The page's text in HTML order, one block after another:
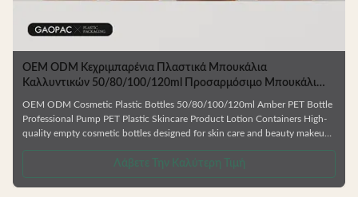
OEM ODM Κεχριμπαρένια Πλαστικά Μπουκάλια
Καλλυντικών 50/80/100/120ml Προσαρμόσιμο Μπουκάλι
PET για Συσκευασία Περιποίησης Δέρματος
OEM ODM Cosmetic Plastic Bottles 50/80/100/120ml Amber PET Bottle
Professional Pump PET Plastic Skincare Product Lotion Containers High-
quality empty cosmetic bottles designed for skin care and beauty makeup
Manufactured from durable, environmentally friendly materials that resist
deformation and are fully recyclable. Available in Multiple Capacities
Choose from 50ml, 80ml, 100ml, or 120ml sizes to
Λάβετε Την Καλύτερη Τιμή